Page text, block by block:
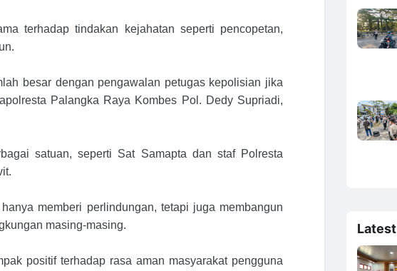
terhadap tindakan kejahatan seperti pencopetan,
besar dengan pengawalan petugas kepolisian jika
Palangka Raya Kombes Pol. Dedy Supriadi,
satuan, seperti Sat Samapta dan staf Polresta
memberi perlindungan, tetapi juga membangun
masing-masing.
positif terhadap rasa aman masyarakat pengguna
Latest